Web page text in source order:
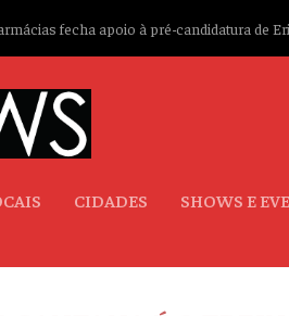
fecha apoio à pré-candidatura de
CIDADES SHOWS E